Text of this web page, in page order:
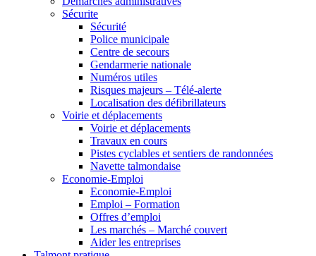
Sécurite
Sécurité
Police municipale
Centre de secours
Gendarmerie nationale
Numéros utiles
Risques majeurs – Télé-alerte
Localisation des défibrillateurs
Voirie et déplacements
Voirie et déplacements
Travaux en cours
Pistes cyclables et sentiers de randonnées
Navette talmondaise
Economie-Emploi
Economie-Emploi
Emploi – Formation
Offres d’emploi
Les marchés – Marché couvert
Aider les entreprises